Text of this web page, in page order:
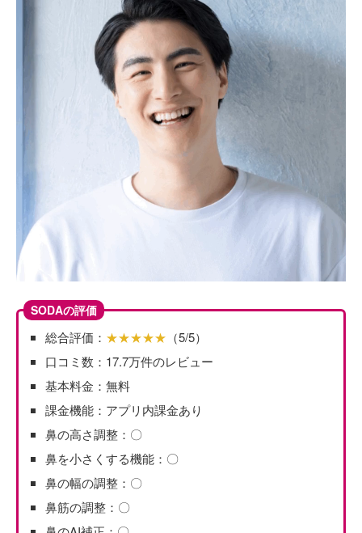
SODAの評価
総合評価： ★★★★★ （5/5）
口コミ数：17.7万件のレビュー
基本料金：無料
課金機能：アプリ内課金あり
鼻の高さ調整：〇
鼻を小さくする機能：〇
鼻の幅の調整：〇
鼻筋の調整：〇